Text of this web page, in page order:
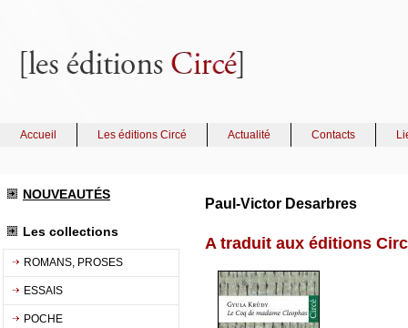
Accueil Les éditions Circé Actualité Contacts
NOUVEAUTÉS
Les collections
ROMANS, PROSES
ESSAIS
POCHE
Paul-Victor Desarbres
A traduit aux éditions